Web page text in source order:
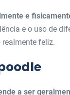
e
e o uso de
feliz.
a ser